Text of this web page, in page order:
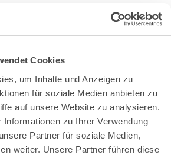
Cookies
um Inhalte und Anzeigen zu
für soziale Medien anbieten zu
auf unsere Website zu analysieren.
zu Ihrer Verwendung
Partner für soziale Medien,
weiter. Unsere Partner führen diese
2